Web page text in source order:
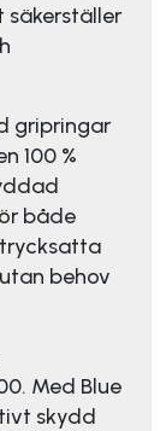
säkerställer
gripringar
100 %
både
behov
Med Blue
skydd